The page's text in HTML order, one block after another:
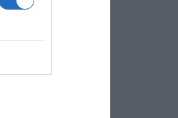
IKEA
Rosji i